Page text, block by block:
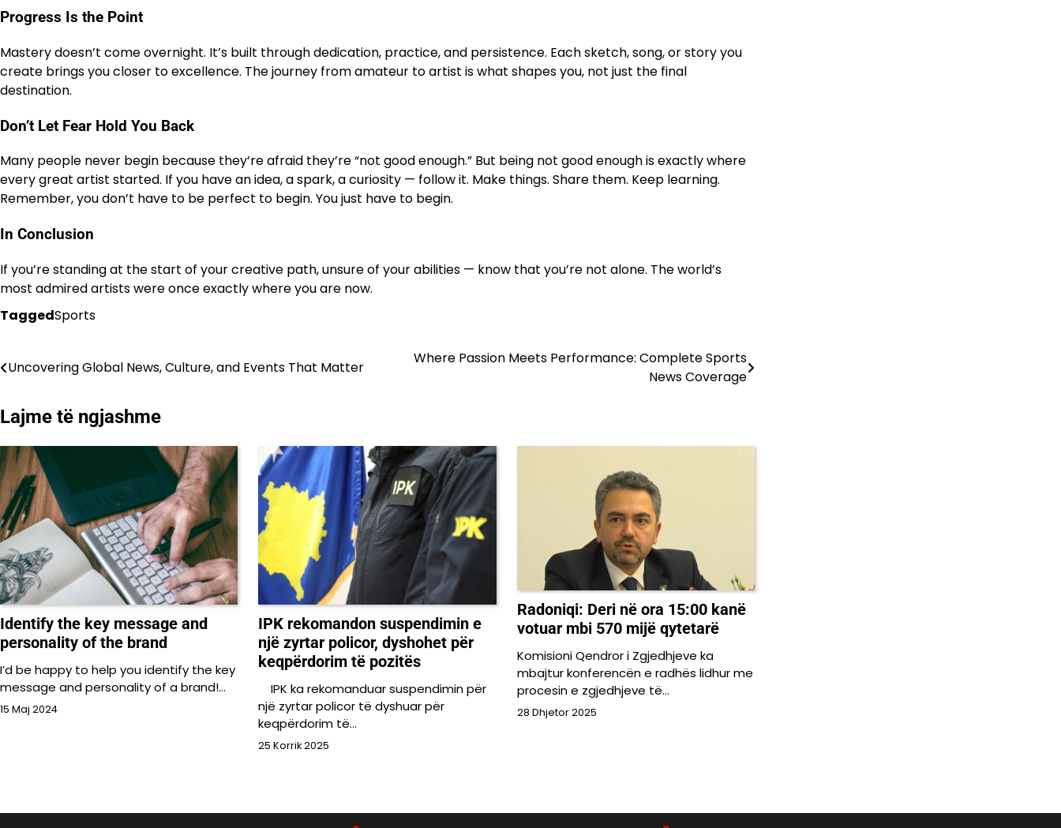
Progress Is the Point
Mastery doesn’t come overnight. It’s built through dedication, practice, and persistence. Each sketch, song, or story you
create brings you closer to excellence. The journey from amateur to artist is what shapes you, not just the final
destination.
Don’t Let Fear Hold You Back
Many people never begin because they’re afraid they’re “not good enough.” But being not good enough is exactly where
every great artist started. If you have an idea, a spark, a curiosity — follow it. Make things. Share them. Keep learning.
Remember, you don’t have to be perfect to begin. You just have to begin.
In Conclusion
If you’re standing at the start of your creative path, unsure of your abilities — know that you’re not alone. The world’s
most admired artists were once exactly where you are now.
TaggedSports
Lëvizje
postimet
Uncovering Global News, Culture, and Events That Matter
Where Passion Meets Performance: Complete Sports
News Coverage
Lajme të ngjashme
Identify the key message and
personality of the brand
I’d be happy to help you identify the key
message and personality of a brand!…
15 Maj 2024
IPK rekomandon suspendimin e
një zyrtar policor, dyshohet për
keqpërdorim të pozitës
IPK ka rekomanduar suspendimin për
një zyrtar policor të dyshuar për
keqpërdorim të…
25 Korrik 2025
Radoniqi: Deri në ora 15:00 kanë
votuar mbi 570 mijë qytetarë
Komisioni Qendror i Zgjedhjeve ka
mbajtur konferencën e radhës lidhur me
procesin e zgjedhjeve të…
28 Dhjetor 2025